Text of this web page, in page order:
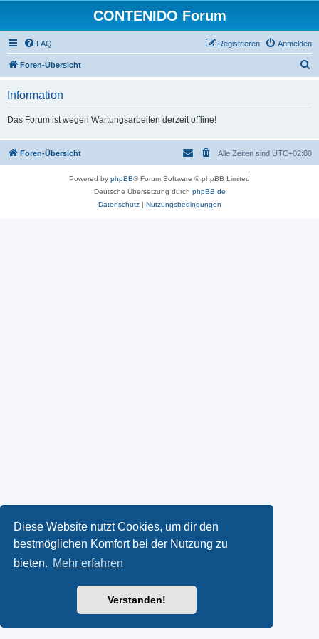
Diese Website nutzt Cookies, um dir den
bestmöglichen Komfort bei der Nutzung zu
bieten. Mehr erfahren
Verstanden!
CONTENIDO Forum
FAQ Anmelden
Registrieren
Foren-Übersicht
Information
Das Forum ist wegen Wartungsarbeiten derzeit offline!
Foren-Übersicht Alle Zeiten sind UTC+02:00
Powered by phpBB® Forum Software © phpBB Limited
Deutsche Übersetzung durch phpBB.de
Datenschutz| Nutzungsbedingungen